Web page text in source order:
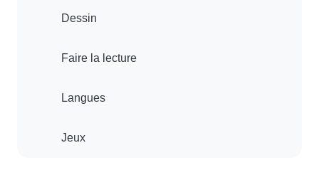
Dessin
Faire la lecture
Langues
Jeux